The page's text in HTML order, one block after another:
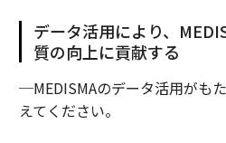
データ活用により、
質の向上に貢献する
─MEDISMAのデータ活用がも
えてください。